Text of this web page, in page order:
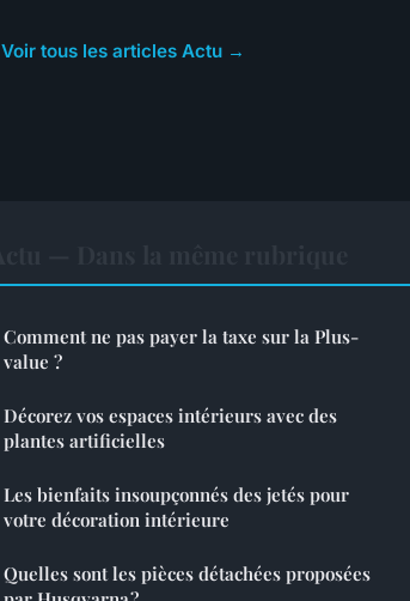
Voir tous les articles Actu →
Comment ne pas payer la taxe sur la Plus-
value ?
Décorez vos espaces intérieurs avec des
plantes artificielles
Les bienfaits insoupçonnés des jetés pour
votre décoration intérieure
Quelles sont les pièces détachées proposées